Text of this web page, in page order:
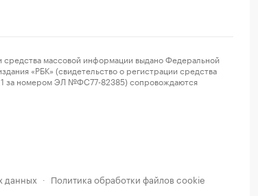
массовой информации выдано Федеральной
«РБК» (свидетельство о регистрации средства
за номером ЭЛ №ФС77-82385) сопровождаются
данных · Политика обработки файлов cookie